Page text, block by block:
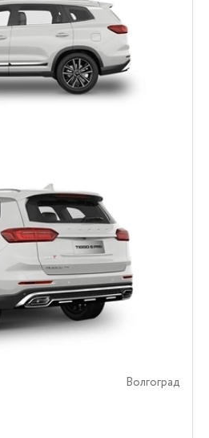
Волгоград